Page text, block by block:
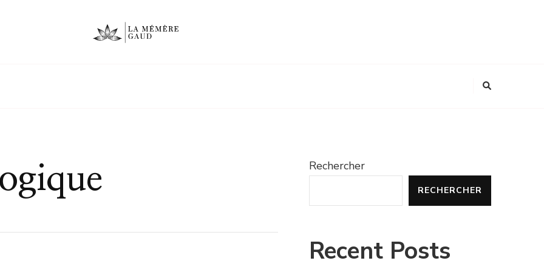
Rechercher
RECHERCHER
Recent Posts